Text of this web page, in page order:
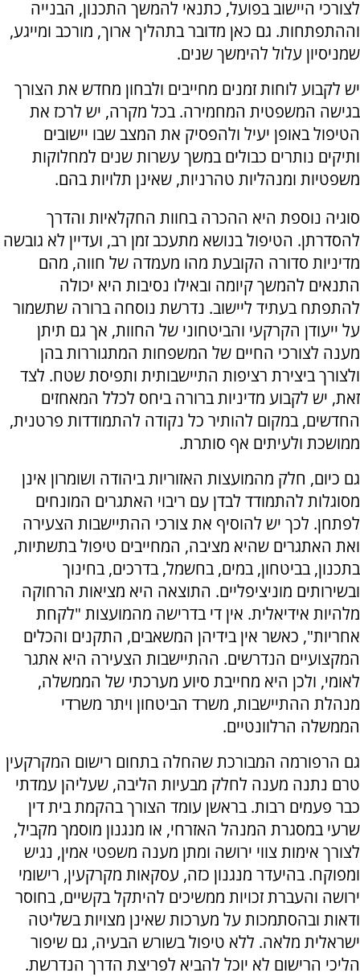
לצורכי היישוב בפועל, כתנאי להמשך התכנון, הבנייה
וההתפתחות. גם כאן מדובר בתהליך ארוך, מורכב ומייגע,
שמניסיון עלול להימשך שנים.
יש לקבוע לוחות זמנים מחייבים ולבחון מחדש את הצורך
בגישה המשפטית המחמירה. בכל מקרה, יש לרכז את
הטיפול באופן יעיל ולהפסיק את המצב שבו יישובים
ותיקים נותרים כבולים במשך עשרות שנים למחלוקות
משפטיות ומנהליות טהרניות, שאינן תלויות בהם.
סוגיה נוספת היא ההכרה בחוות החקלאיות והדרך
להסדרתן. הטיפול בנושא מתעכב זמן רב, ועדיין לא גובשה
מדיניות סדורה הקובעת מהו מעמדה של חווה, מהם
התנאים להמשך קיומה ובאילו נסיבות היא יכולה
להתפתח בעתיד ליישוב. נדרשת נוסחה ברורה שתשמור
על ייעודן הקרקעי והביטחוני של החוות, אך גם תיתן
מענה לצורכי החיים של המשפחות המתגוררות בהן
ולצורך ביצירת רציפות התיישבותית ותפיסת שטח. לצד
זאת, יש לקבוע מדיניות ברורה ביחס לכלל המאחזים
החדשים, במקום להותיר כל נקודה להתמודדות פרטנית,
ממושכת ולעיתים אף סותרת.
גם כיום, חלק מהמועצות האזוריות ביהודה ושומרון אינן
מסוגלות להתמודד לבדן עם ריבוי האתגרים המונחים
לפתחן. לכך יש להוסיף את צורכי ההתיישבות הצעירה
ואת האתגרים שהיא מציבה, המחייבים טיפול בתשתיות,
בתכנון, בביטחון, במים, בחשמל, בדרכים, בחינוך
ובשירותים מוניציפליים. התוצאה היא מציאות הרחוקה
מלהיות אידיאלית. אין די בדרישה מהמועצות "לקחת
אחריות", כאשר אין בידיהן המשאבים, התקנים והכלים
המקצועיים הנדרשים. ההתיישבות הצעירה היא אתגר
לאומי, ולכן היא מחייבת סיוע מערכתי של הממשלה,
מנהלת ההתיישבות, משרד הביטחון ויתר משרדי
הממשלה הרלוונטיים.
גם הרפורמה המבורכת שהחלה בתחום רישום המקרקעין
טרם נתנה מענה לחלק מבעיות הליבה, שעליהן עמדתי
כבר פעמים רבות. בראשן עומד הצורך בהקמת בית דין
שרעי במסגרת המנהל האזרחי, או מנגנון מוסמך מקביל,
לצורך אימות צווי ירושה ומתן מענה משפטי אמין, נגיש
ומפוקח. בהיעדר מנגנון כזה, עסקאות מקרקעין, רישומי
ירושה והעברת זכויות ממשיכים להיתקל בקשיים, בחוסר
ודאות ובהסתמכות על מערכות שאינן מצויות בשליטה
ישראלית מלאה. ללא טיפול בשורש הבעיה, גם שיפור
הליכי הרישום לא יוכל להביא לפריצת הדרך הנדרשת.